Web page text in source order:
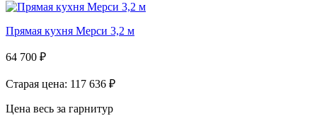
Прямая кухня Мерси 3,2 м
64 700 ₽
Старая цена: 117 636 ₽
Цена весь за гарнитур